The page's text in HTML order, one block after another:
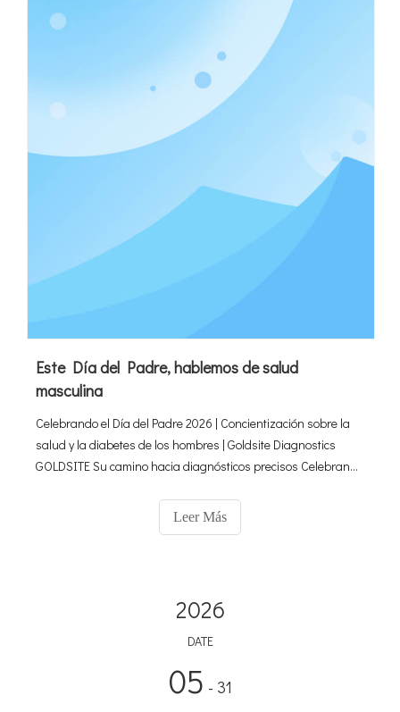
Este Día del Padre, hablemos de salud
masculina
Celebrando el Día del Padre 2026 | Concientización sobre la
salud y la diabetes de los hombres | Goldsite Diagnostics
GOLDSITE Su camino hacia diagnósticos precisos Celebrando
concientización sobre la salud de los hombres y el diagnóstico
Leer Más
2026
DATE
05 - 31